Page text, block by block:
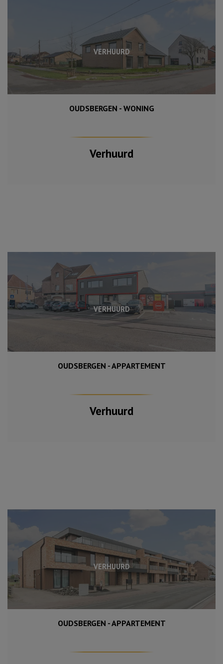
VERHUURD
336 m² 4
OUDSBERGEN - WONING
Verhuurd
VERHUURD
148 m² 2
OUDSBERGEN - APPARTEMENT
Verhuurd
VERHUURD
115 m² 3
OUDSBERGEN - APPARTEMENT